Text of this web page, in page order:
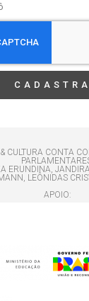
CULTURA CONTA
ERUNDINA,
LEÔNIDAS
APOIO: